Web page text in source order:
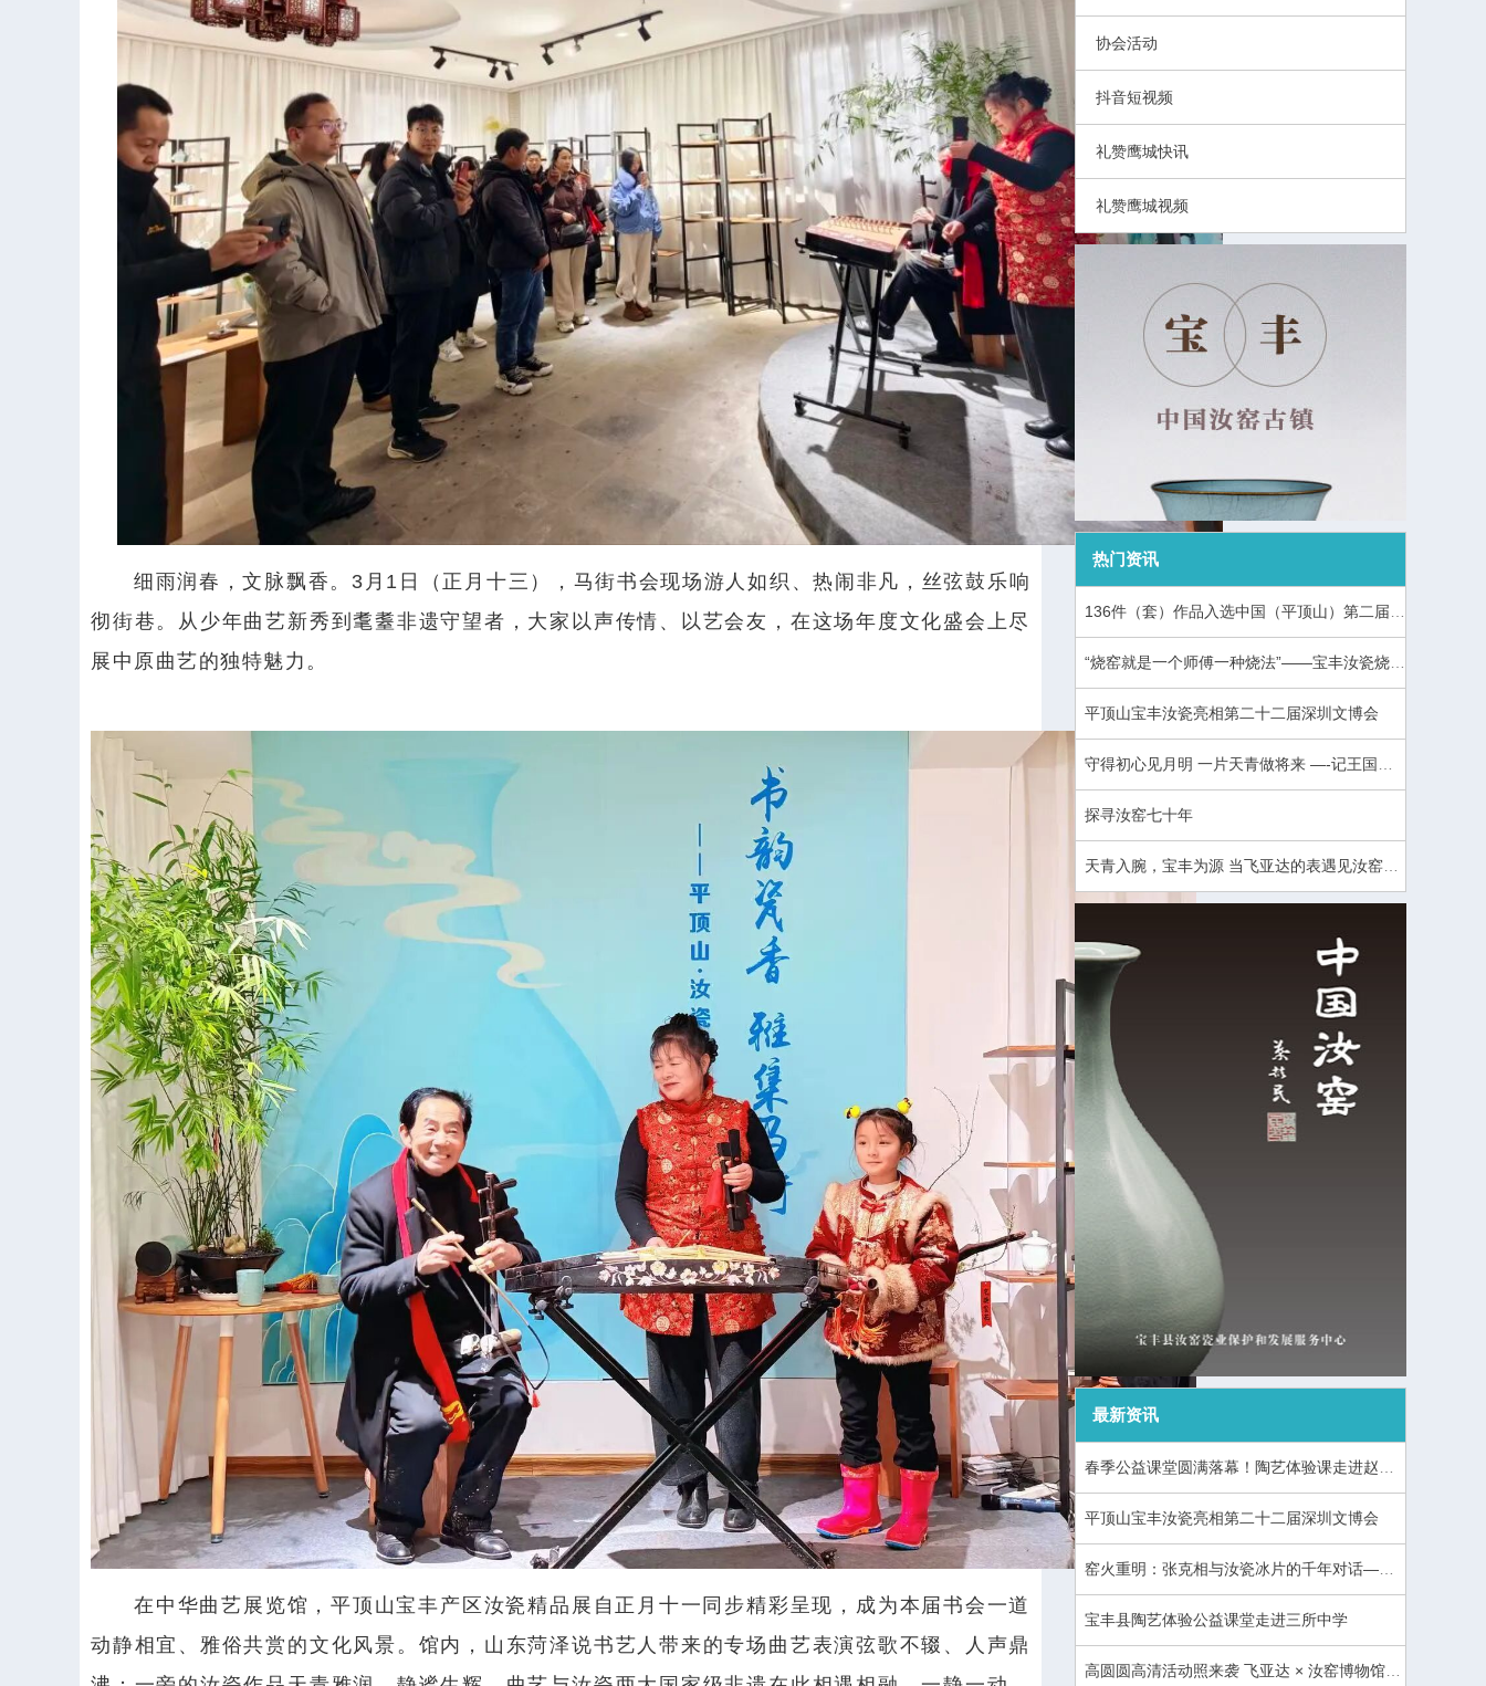
细雨润春，文脉飘香。3月1日（正月十三）， 马街书会现场游人如织、热闹非凡，丝弦鼓乐响
彻街巷。从少年曲艺新秀到耄耋非遗守望者，大家以声传情、以艺会友，在这场年度文化盛会上尽
展中原曲艺的独特魅力。
在中华曲艺展览馆，平顶山宝丰产区汝瓷精品展自正月十一同步精彩呈现，成为本届书会一道
动静相宜、雅俗共赏的文化风景。馆内，山东菏泽说书艺人带来的专场曲艺表演弦歌不辍、人声鼎
协会活动
抖音短视频
礼赞鹰城快讯
礼赞鹰城视频
热门资讯
平顶山宝丰汝瓷亮相第二十二届深圳文博会
探寻汝窑七十年
最新资讯
平顶山宝丰汝瓷亮相第二十二届深圳文博会
宝丰县陶艺体验公益课堂走进三所中学